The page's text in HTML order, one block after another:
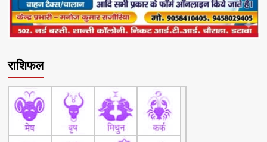
राशिफल